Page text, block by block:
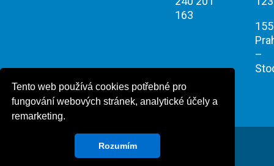
Tento web používá cookies potřebné pro
fungování webových stránek, analytické účely a
remarketing.
Rozumím
163
–
Všechna práva vyhrazena © Onsite Power 2026